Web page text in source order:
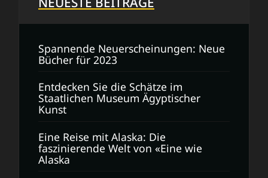
Spannende Neuerscheinungen: Neue
Bücher für 2023
Entdecken Sie die Schätze im
Staatlichen Museum Ägyptischer
Kunst
Eine Reise mit Alaska: Die
faszinierende Welt von «Eine wie
Alaska